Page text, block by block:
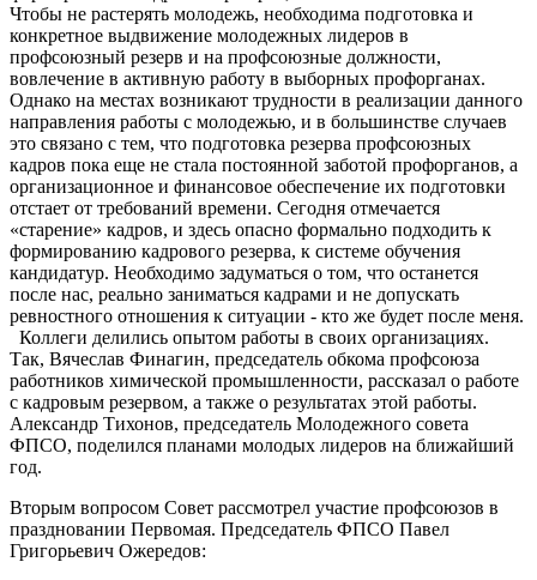
Чтобы не растерять молодежь, необходима подготовка и
конкретное выдвижение молодежных лидеров в
профсоюзный резерв и на профсоюзные должности,
вовлечение в активную работу в выборных профорганах.
Однако на местах возникают трудности в реализации данного
направления работы с молодежью, и в большинстве случаев
это связано с тем, что подготовка резерва проф­союзных
кадров пока еще не стала постоянной заботой профорганов, а
организационное и финансовое обеспечение их подготовки
отстает от требований времени. Сегодня отмечается
«старение» кадров, и здесь опасно формально подходить к
формированию кадрового резерва, к системе обучения
кандидатур. Необходимо задуматься о том, что останется
после нас, реально заниматься кадрами и не допускать
ревностного отношения к ситуации - кто же будет после меня.
Коллеги делились опытом работы в своих организациях.
Так, Вячеслав Финагин, председатель обкома профсоюза
работников химической промышленности, рассказал о работе
с кадровым резервом, а также о результатах этой работы.
Александр Тихонов, председатель Молодежного совета
ФПСО, поделился планами молодых лидеров на ближайший
год.
Вторым вопросом Совет рассмотрел участие профсоюзов в
праздновании Первомая. Председатель ФПСО Павел
Григорьевич Ожередов: